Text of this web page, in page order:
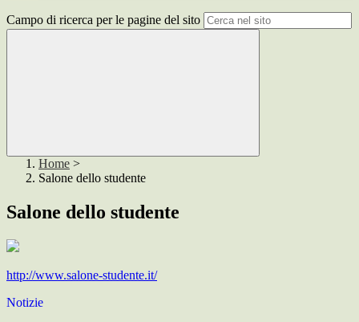
Campo di ricerca per le pagine del sito
Home >
Salone dello studente
Salone dello studente
http://www.salone-studente.it/
Notizie